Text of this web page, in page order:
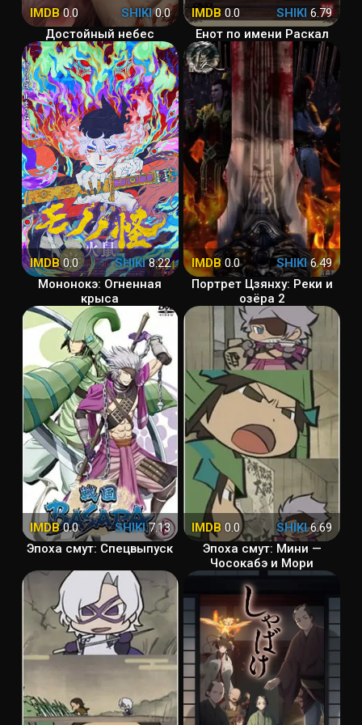
IMDB0.0 SHIKI0.0
Достойный небес
IMDB 0.0 SHIKI 6.79
Енот по имени Раскал
IMDB0.0 SHIKI8.22
Мононокэ: Огненная
крыса
IMDB0.0 SHIKI6.49
Портрет Цзянху: Реки и
озёра 2
IMDB0.0 SHIKI7.13
Эпоха смут: Спецвыпуск
IMDB 0.0 SHIKI6.69
Эпоха смут: Мини —
Чосокабэ и Мори